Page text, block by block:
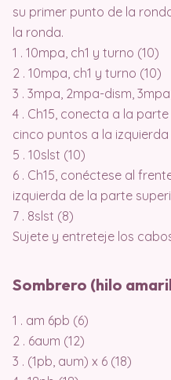
su primer punto de la
la ronda.
1 . 10mpa, ch1 y turno (10)
2 . 10mpa, ch1 y turno (10)
3 . 3mpa, 2mpa-dism,
4 . Ch15, conecta a la
cinco puntos a la
5 . 10slst (10)
6 . Ch15, conéctese al
izquierda de la parte
7 . 8slst (8)
Sujete y entreteje los
Sombrero (hilo
1 . am 6pb (6)
2 . 6aum (12)
3 . (1pb, aum) x 6 (18)